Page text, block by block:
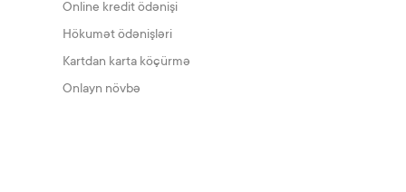
Online kredit ödənişi
Hökumət ödənişləri
Kartdan karta köçürmə
Onlayn növbə